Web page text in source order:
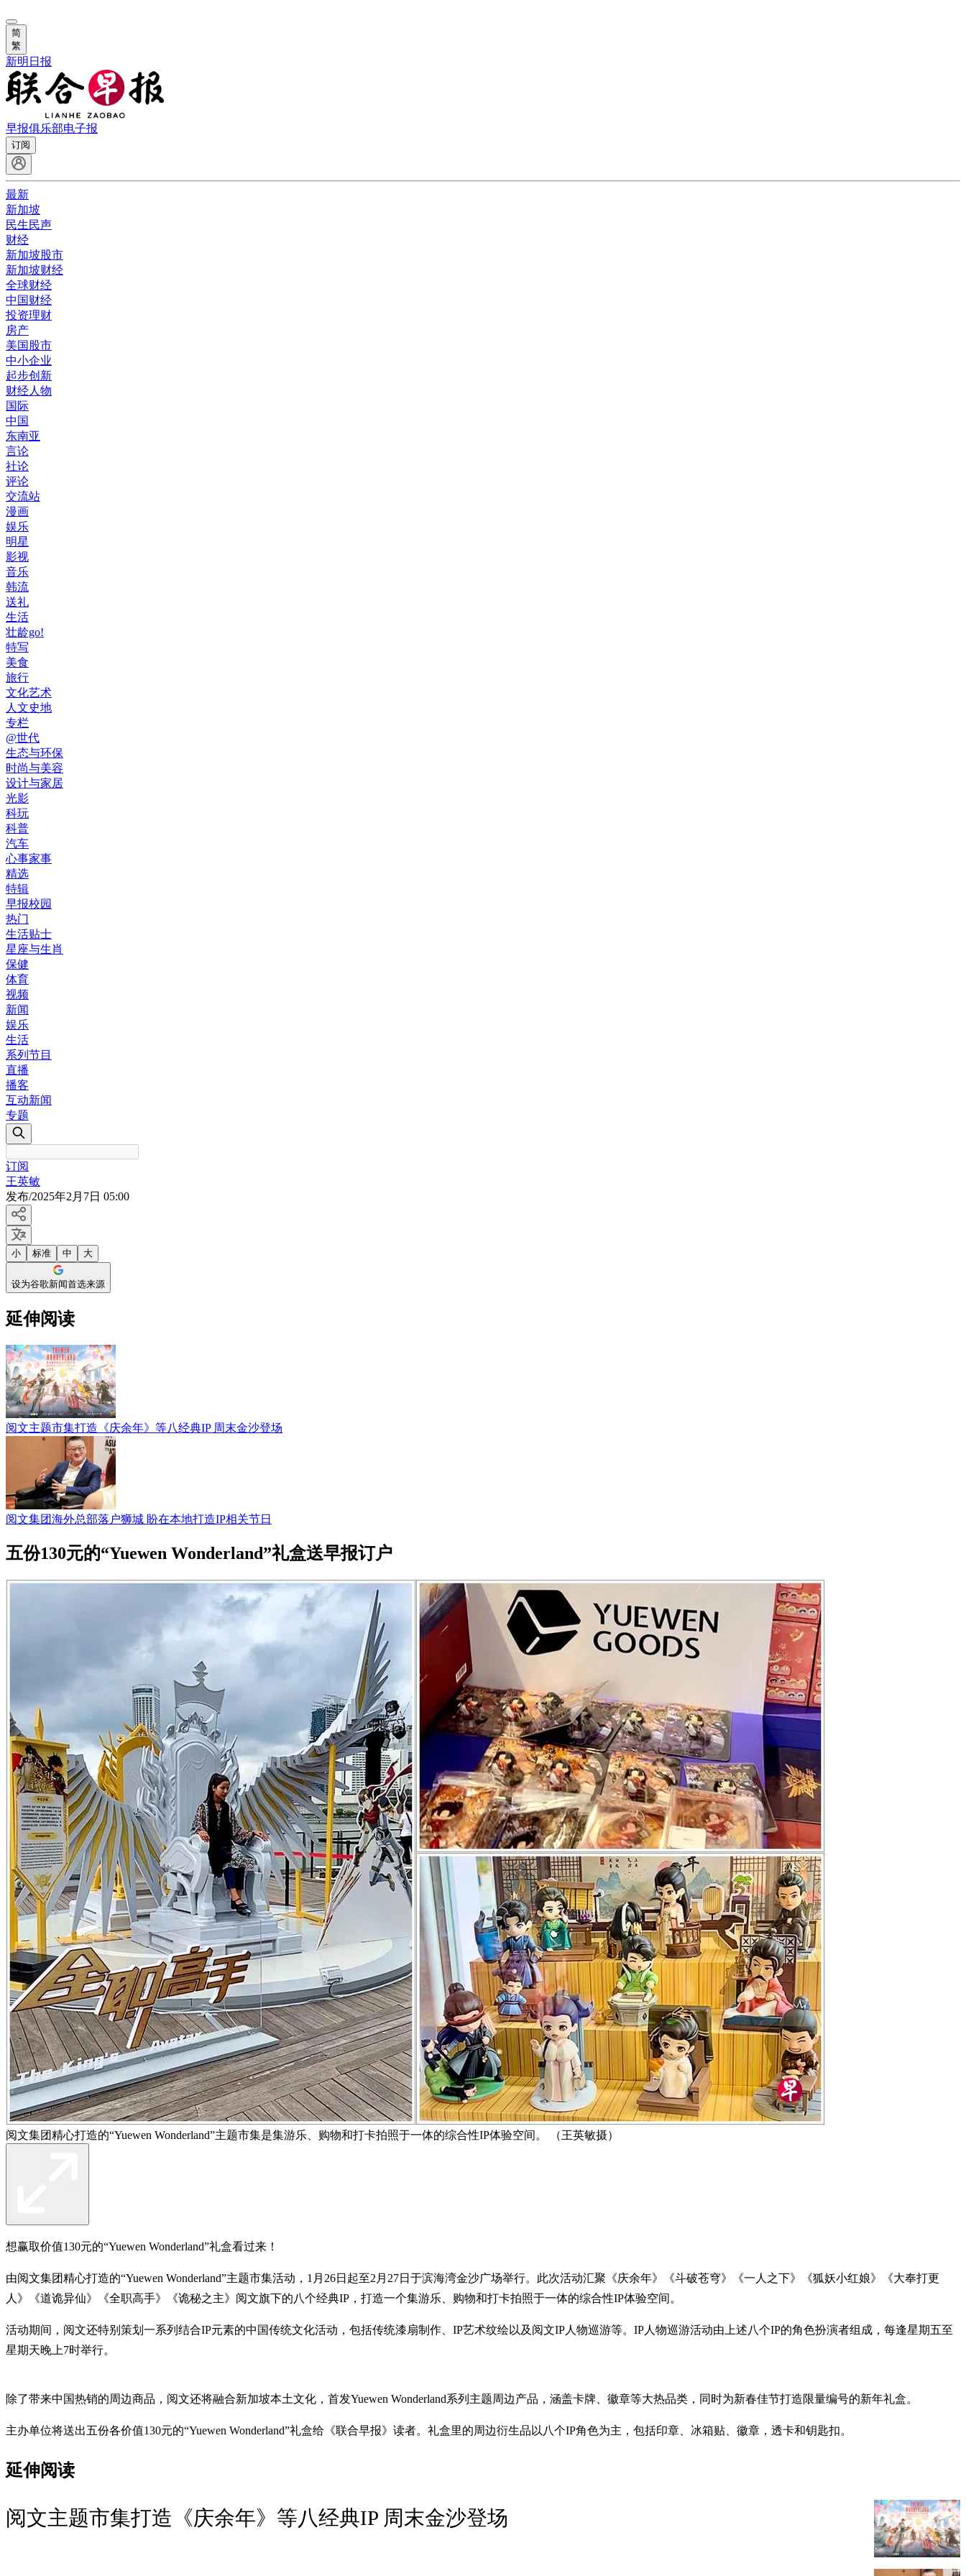
简
繁
新明日报
早报俱乐部电子报
订阅
最新
新加坡
民生民声
财经
新加坡股市
新加坡财经
全球财经
中国财经
投资理财
房产
美国股市
中小企业
起步创新
财经人物
国际
中国
东南亚
言论
社论
评论
交流站
漫画
娱乐
明星
影视
音乐
韩流
送礼
生活
壮龄go!
特写
美食
旅行
文化艺术
人文史地
专栏
@世代
生态与环保
时尚与美容
设计与家居
光影
科玩
科普
汽车
心事家事
精选
特辑
早报校园
热门
生活贴士
星座与生肖
保健
体育
视频
新闻
娱乐
生活
系列节目
直播
播客
互动新闻
专题
订阅
王英敏
发布/2025年2月7日 05:00
小 标准 中 大
设为谷歌新闻首选来源
延伸阅读
阅文主题市集打造《庆余年》等八经典IP 周末金沙登场
阅文集团海外总部落户狮城 盼在本地打造IP相关节日
五份130元的“Yuewen Wonderland”礼盒送早报订户
阅文集团精心打造的“Yuewen Wonderland”主题市集是集游乐、购物和打卡拍照于一体的综合性IP体验空间。 （王英敏摄）
想赢取价值130元的“Yuewen Wonderland”礼盒看过来！
由阅文集团精心打造的“Yuewen Wonderland”主题市集活动，1月26日起至2月27日于滨海湾金沙广场举行。此次活动汇聚《庆余年》《斗破苍穹》《一人之下》《狐妖小红娘》《大奉打更
人》《道诡异仙》《全职高手》《诡秘之主》阅文旗下的八个经典IP，打造一个集游乐、购物和打卡拍照于一体的综合性IP体验空间。
活动期间，阅文还特别策划一系列结合IP元素的中国传统文化活动，包括传统漆扇制作、IP艺术纹绘以及阅文IP人物巡游等。IP人物巡游活动由上述八个IP的角色扮演者组成，每逢星期五至
星期天晚上7时举行。
除了带来中国热销的周边商品，阅文还将融合新加坡本土文化，首发Yuewen Wonderland系列主题周边产品，涵盖卡牌、徽章等大热品类，同时为新春佳节打造限量编号的新年礼盒。
主办单位将送出五份各价值130元的“Yuewen Wonderland”礼盒给《联合早报》读者。礼盒里的周边衍生品以八个IP角色为主，包括印章、冰箱贴、徽章，透卡和钥匙扣。
延伸阅读
阅文主题市集打造《庆余年》等八经典IP 周末金沙登场